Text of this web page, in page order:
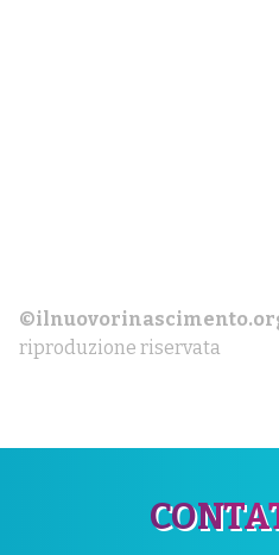
riproduzione riservata